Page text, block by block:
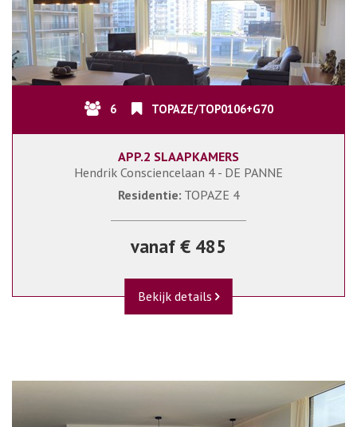
6 TOPAZE/TOP0106+G70
APP.2 SLAAPKAMERS
Hendrik Consciencelaan 4 - DE PANNE
Residentie: TOPAZE 4
vanaf € 485
Bekijk details